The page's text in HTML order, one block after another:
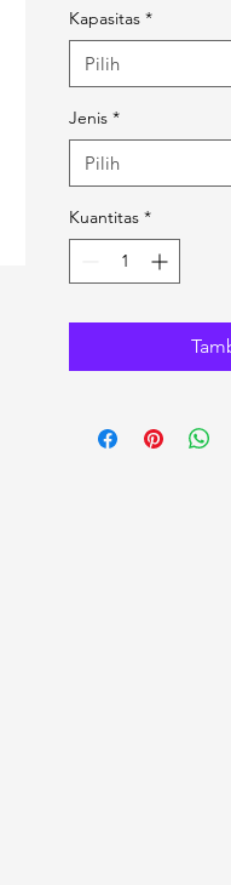
Kapasitas *
Pilih
Jenis *
Pilih
Kuantitas *